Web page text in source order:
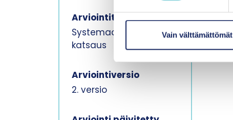
u
m
k
Vain välttämättömät
Arviointitapa
Systemaattinen
katsaus
Arviointiversio
2. versio